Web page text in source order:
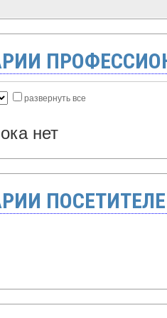
развернуть все
нет